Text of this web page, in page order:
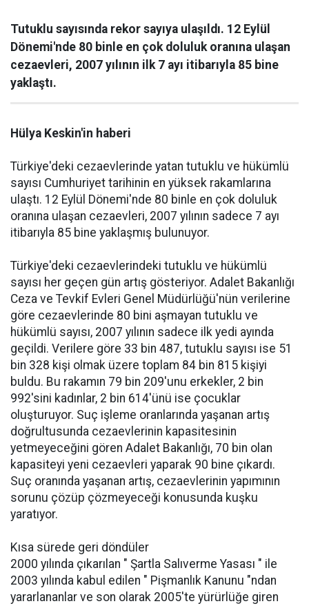
Tutuklu sayısında rekor sayıya ulaşıldı. 12 Eylül
Dönemi'nde 80 binle en çok doluluk oranına ulaşan
cezaevleri, 2007 yılının ilk 7 ayı itibarıyla 85 bine
yaklaştı.
Hülya Keskin'in haberi
Türkiye'deki cezaevlerinde yatan tutuklu ve hükümlü
sayısı Cumhuriyet tarihinin en yüksek rakamlarına
ulaştı. 12 Eylül Dönemi'nde 80 binle en çok doluluk
oranına ulaşan cezaevleri, 2007 yılının sadece 7 ayı
itibarıyla 85 bine yaklaşmış bulunuyor.
Türkiye'deki cezaevlerindeki tutuklu ve hükümlü
sayısı her geçen gün artış gösteriyor. Adalet Bakanlığı
Ceza ve Tevkif Evleri Genel Müdürlüğü'nün verilerine
göre cezaevlerinde 80 bini aşmayan tutuklu ve
hükümlü sayısı, 2007 yılının sadece ilk yedi ayında
geçildi. Verilere göre 33 bin 487, tutuklu sayısı ise 51
bin 328 kişi olmak üzere toplam 84 bin 815 kişiyi
buldu. Bu rakamın 79 bin 209'unu erkekler, 2 bin
992'sini kadınlar, 2 bin 614'ünü ise çocuklar
oluşturuyor. Suç işleme oranlarında yaşanan artış
doğrultusunda cezaevlerinin kapasitesinin
yetmeyeceğini gören Adalet Bakanlığı, 70 bin olan
kapasiteyi yeni cezaevleri yaparak 90 bine çıkardı.
Suç oranında yaşanan artış, cezaevlerinin yapımının
sorunu çözüp çözmeyeceği konusunda kuşku
yaratıyor.
Kısa sürede geri döndüler
2000 yılında çıkarılan " Şartla Salıverme Yasası " ile
2003 yılında kabul edilen " Pişmanlık Kanunu "ndan
yararlananlar ve son olarak 2005'te yürürlüğe giren